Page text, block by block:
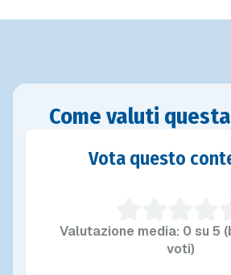
Come valuti
Vota questo
Valutazione media: 0 su 5
voti)